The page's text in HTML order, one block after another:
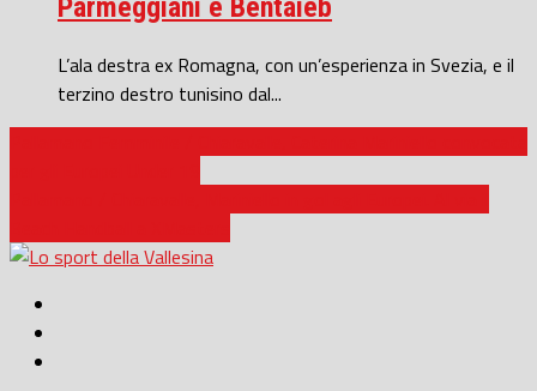
L’ala destra ex Romagna, con un’esperienza in Svezia, e il
terzino destro tunisino dal...